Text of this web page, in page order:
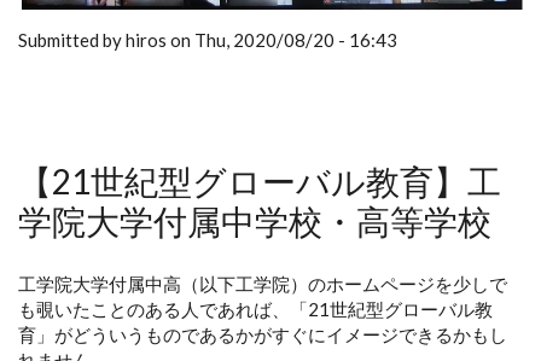
Submitted by hiros on Thu, 2020/08/20 - 16:43
【21世紀型グローバル教育】工
学院大学付属中学校・高等学校
工学院大学付属中高（以下工学院）のホームページを少しで
も覗いたことのある人であれば、「21世紀型グローバル教
育」がどういうものであるかがすぐにイメージできるかもし